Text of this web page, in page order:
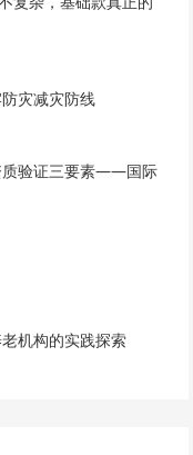
灾减灾防线
质验证三要素——国际
机构的实践探索